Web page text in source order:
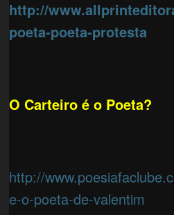
http://
poeta-poeta-protesta
O Carteiro é o Poeta?
http://
e-o-poeta-de-valentim